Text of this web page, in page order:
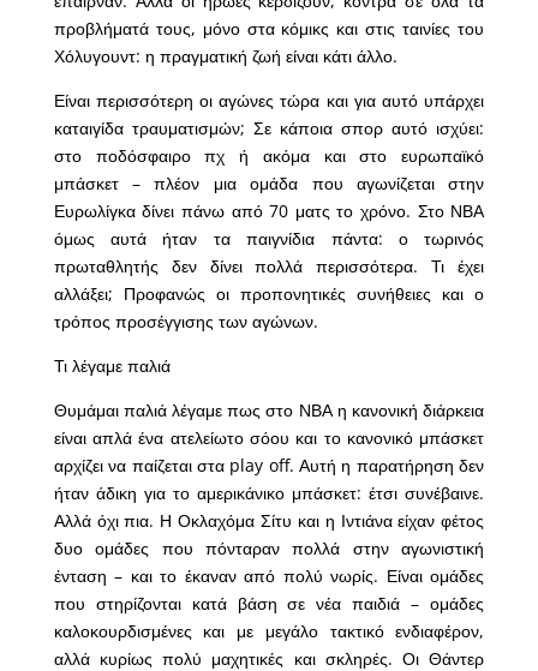
προβλήματά τους, μόνο στα κόμικς και στις ταινίες του
Χόλυγουντ: η πραγματική ζωή είναι κάτι άλλο.
Είναι περισσότερη οι αγώνες τώρα και για αυτό υπάρχει
καταιγίδα τραυματισμών; Σε κάποια σπορ αυτό ισχύει:
στο ποδόσφαιρο πχ ή ακόμα και στο ευρωπαϊκό
μπάσκετ – πλέον μια ομάδα που αγωνίζεται στην
Ευρωλίγκα δίνει πάνω από 70 ματς το χρόνο. Στο ΝΒΑ
όμως αυτά ήταν τα παιγνίδια πάντα: ο τωρινός
πρωταθλητής δεν δίνει πολλά περισσότερα. Τι έχει
αλλάξει; Προφανώς οι προπονητικές συνήθειες και ο
τρόπος προσέγγισης των αγώνων.
Τι λέγαμε παλιά
Θυμάμαι παλιά λέγαμε πως στο ΝΒΑ η κανονική διάρκεια
είναι απλά ένα ατελείωτο σόου και το κανονικό μπάσκετ
αρχίζει να παίζεται στα play off. Αυτή η παρατήρηση δεν
ήταν άδικη για το αμερικάνικο μπάσκετ: έτσι συνέβαινε.
Αλλά όχι πια. Η Οκλαχόμα Σίτυ και η Ιντιάνα είχαν φέτος
δυο ομάδες που πόνταραν πολλά στην αγωνιστική
ένταση – και το έκαναν από πολύ νωρίς. Είναι ομάδες
που στηρίζονται κατά βάση σε νέα παιδιά – ομάδες
καλοκουρδισμένες και με μεγάλο τακτικό ενδιαφέρον,
αλλά κυρίως πολύ μαχητικές και σκληρές. Οι Θάντερ